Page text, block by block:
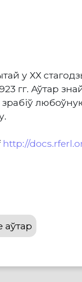
у ХХ
гг. Аўтар
зрабіў
http://
аўтар